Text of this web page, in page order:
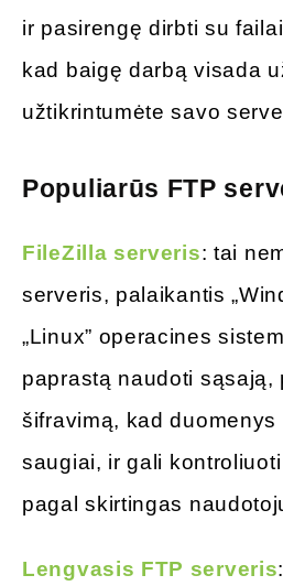
ir pasirengę dirbti su
kad baigę darbą visada
užtikrintumėte savo
Populiarūs FTP
FileZilla serveris: tai
serveris, palaikantis
„Linux” operacines
paprastą naudoti sąsają,
šifravimą, kad
saugiai, ir gali
pagal skirtingas
Lengvasis FTP serveris